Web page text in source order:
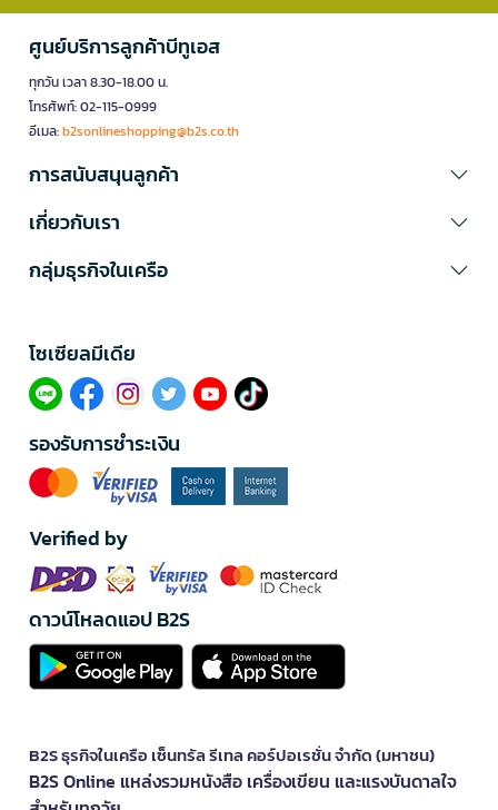
ศูนย์บริการลูกค้าบีทูเอส
ทุกวัน เวลา 8.30-18.00 น.
โทรศัพท์: 02-115-0999
อีเมล:b2sonlineshopping@b2s.co.th
การสนับสนุนลูกค้า
เกี่ยวกับเรา
กลุ่มธุรกิจในเครือ
โซเซียลมีเดีย​
รองรับการชำระเงิน
Verified by
ดาวน์โหลดแอป B2S
B2S ธุรกิจในเครือ เซ็นทรัล รีเทล คอร์ปอเรชั่น จำกัด (มหาชน)
B2S Online แหล่งรวมหนังสือ เครื่องเขียน และแรงบันดาลใจ